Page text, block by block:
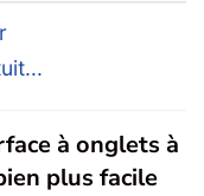
à onglets à
plus facile